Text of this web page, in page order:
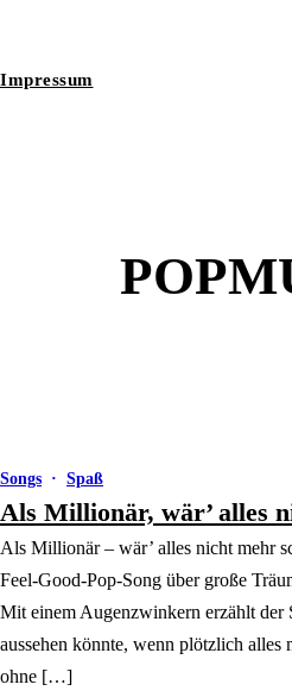
Impressum
Songs · Spaß
Als Millionär, wär’ alles
Als Millionär – wär’ alles nicht mehr
Feel-Good-Pop-Song über große
Mit einem Augenzwinkern erzählt der
aussehen könnte, wenn plötzlich alles
ohne […]